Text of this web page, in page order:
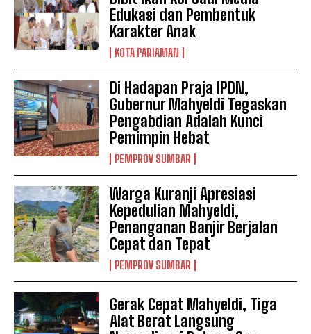
Edukasi dan Pembentuk
Karakter Anak
KOTA PARIAMAN
Di Hadapan Praja IPDN,
Gubernur Mahyeldi Tegaskan
Pengabdian Adalah Kunci
Pemimpin Hebat
PEMPROV SUMBAR
Warga Kuranji Apresiasi
Kepedulian Mahyeldi,
Penanganan Banjir Berjalan
Cepat dan Tepat
PEMPROV SUMBAR
Gerak Cepat Mahyeldi, Tiga
Alat Berat Langsung